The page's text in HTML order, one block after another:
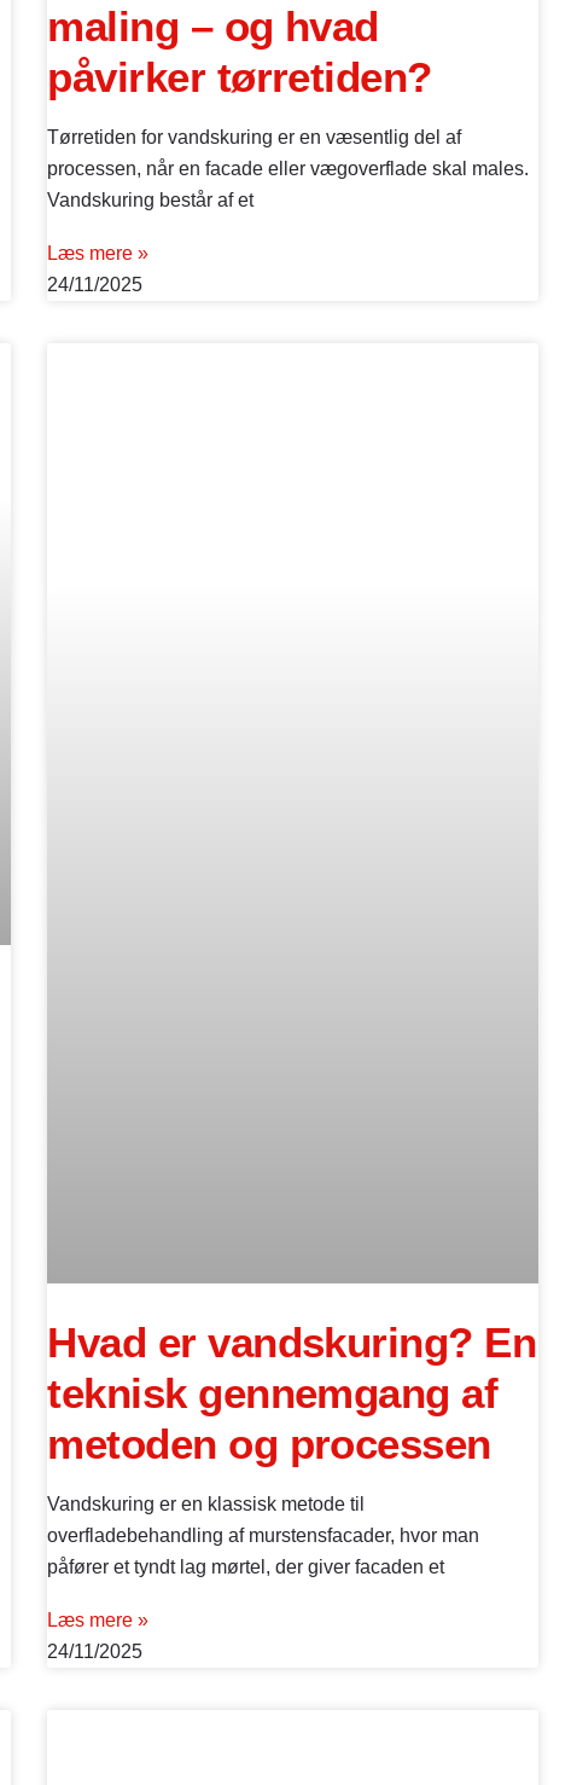
maling – og hvad
påvirker tørretiden?
Tørretiden for vandskuring er en væsentlig del af
processen, når en facade eller vægoverflade skal males.
Vandskuring består af et
Læs mere »
24/11/2025
Hvad er vandskuring? En
teknisk gennemgang af
metoden og processen
Vandskuring er en klassisk metode til
overfladebehandling af murstensfacader, hvor man
påfører et tyndt lag mørtel, der giver facaden et
Læs mere »
24/11/2025